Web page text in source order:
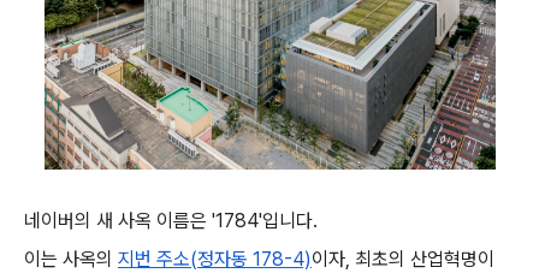
네이버의 새 사옥 이름은 '1784'입니다.
이는 사옥의 지번 주소(정자동 178-4)이자, 최초의 산업혁명이